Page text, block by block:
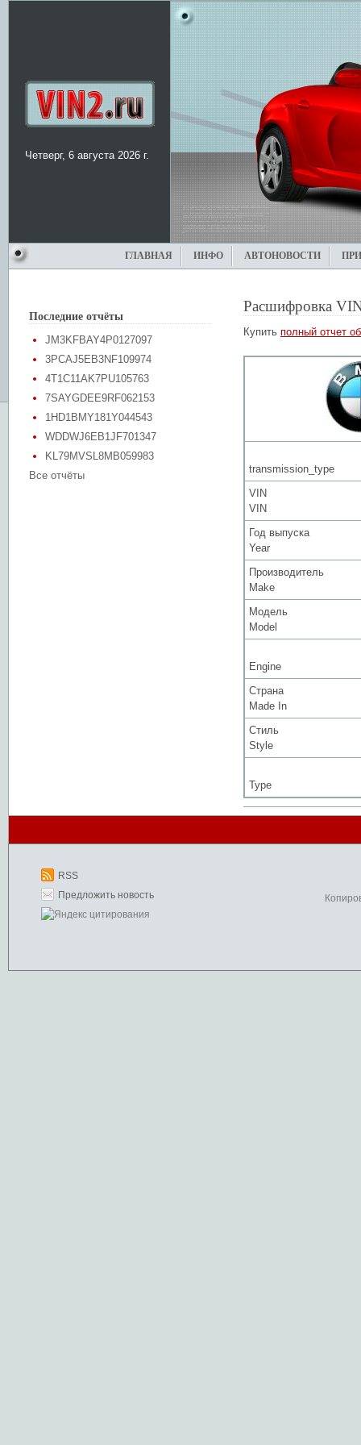
Четверг, 6 августа 2026 г.
ГЛАВНАЯ ИНФО АВТОНОВОСТИ
Последние отчёты
JM3KFBAY4P0127097
3PCAJ5EB3NF109974
4T1C11AK7PU105763
7SAYGDEE9RF062153
1HD1BMY181Y044543
WDDWJ6EB1JF701347
KL79MVSL8MB059983
Все отчёты
Расшифровка
Купить полный отчет
transmission_type
VIN
VIN
Год выпуска
Year
Производитель
Make
Модель
Model
Engine
Страна
Made In
Стиль
Style
Type
RSS
Предложить новость